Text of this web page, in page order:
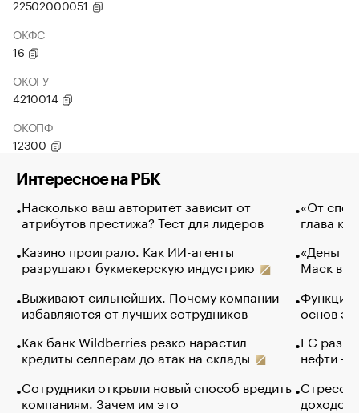
22502000051
ОКФС
16
ОКОГУ
4210014
ОКОПФ
12300
Интересное на РБК
Насколько ваш авторитет зависит от
атрибутов престижа? Тест для лидеров
Казино проиграло. Как ИИ-агенты
разрушают букмекерскую индустрию
Выживают сильнейших. Почему компании
избавляются от лучших сотрудников
Как банк Wildberries резко нарастил
кредиты селлерам до атак на склады
Сотрудники открыли новый способ вредить
компаниям. Зачем им это
«От
глава
«Деньги
Маск в
Функции
основ
ЕС
нефти —
Стресс
доходов